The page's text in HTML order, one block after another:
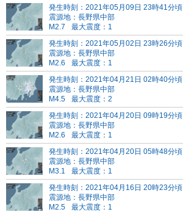
発生時刻：2021年05月09日 23時41分頃
震源地：長野県中部
M2.7
最大震度：1
発生時刻：2021年05月02日 23時26分頃
震源地：長野県中部
M2.6
最大震度：1
発生時刻：2021年04月21日 02時40分頃
震源地：長野県中部
M4.5
最大震度：2
発生時刻：2021年04月20日 09時19分頃
震源地：長野県中部
M2.6
最大震度：1
発生時刻：2021年04月20日 05時48分頃
震源地：長野県中部
M3.1
最大震度：1
発生時刻：2021年04月16日 20時23分頃
震源地：長野県中部
M2.5
最大震度：1